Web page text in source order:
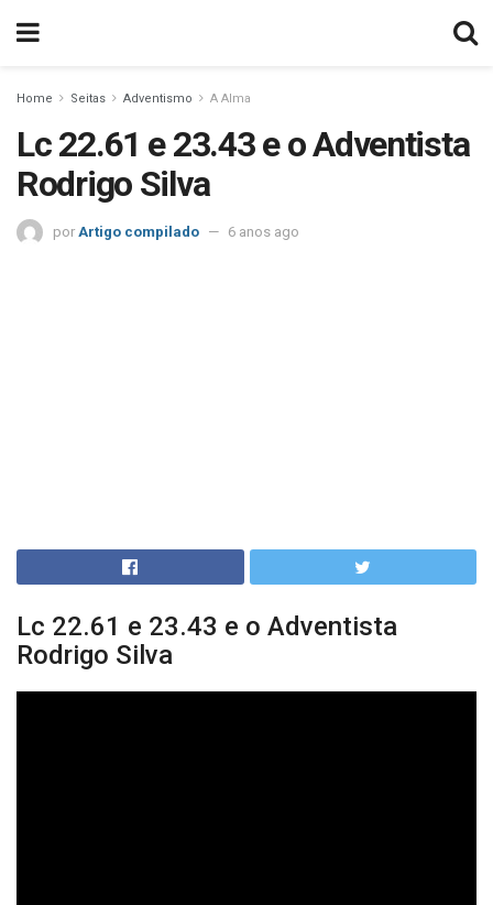
Home Seitas Adventismo A Alma
Lc 22.61 e 23.43 e o Adventista
Rodrigo Silva
por Artigo compilado 6 anos ago
Lc 22.61 e 23.43 e o Adventista
Rodrigo Silva